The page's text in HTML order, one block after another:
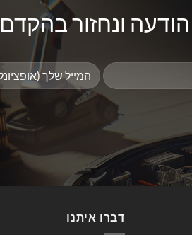
הודעה ונחזור בהקדם
דברו איתנו